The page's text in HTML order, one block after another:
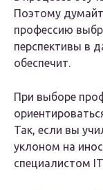
Поэтому
профессию
перспективы в
обеспечит.
При выборе
Так, если вы
уклоном на
специалистом